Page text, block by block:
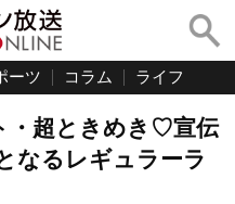
ーツ コラム ライフ
・超ときめき♡宣伝
なるレギュラーラ